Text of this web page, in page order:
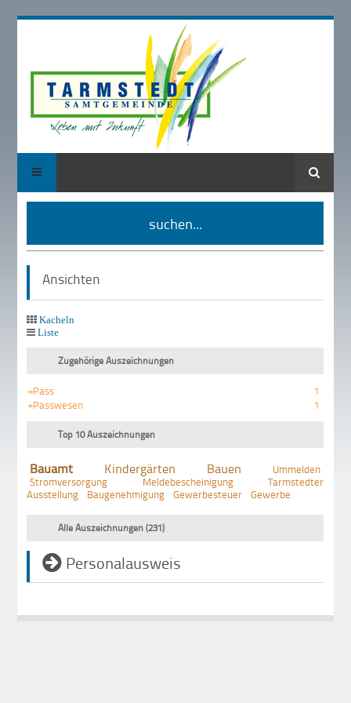
Suche
suchen...
Ansichten
Kacheln
Liste
Zugehörige Auszeichnungen
+Pass
1
+Passwesen
1
Top 10 Auszeichnungen
Bauamt Kindergärten Bauen
Ummelden
Stromversorgung
Meldebescheinigung
Tarmstedter
Ausstellung
Baugenehmigung Gewerbesteuer Gewerbe
Alle Auszeichnungen (231)
Personalausweis